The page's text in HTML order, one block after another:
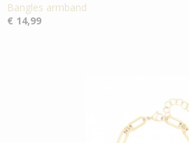
Bangles armband
€ 14,99